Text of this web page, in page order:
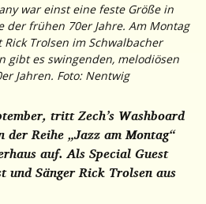
war einst eine feste Größe in
der frühen 70er Jahre. Am Montag
Trolsen im Schwalbacher
gibt es swingenden, melodiösen
Jahren. Foto: Nentwig
tritt Zech’s Washboard
Reihe „Jazz am Montag“
auf. Als Special Guest
Sänger Rick Trolsen aus